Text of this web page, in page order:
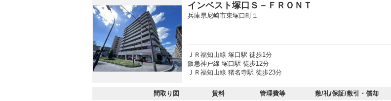
インベスト塚口Ｓ－ＦＲＯＮＴ
兵庫県尼崎市東塚口町１
ＪＲ福知山線 塚口駅 徒歩1分
阪急神戸線 塚口駅 徒歩12分
ＪＲ福知山線 猪名寺駅 徒歩23分
間取り図 賃料 管理費等 敷/礼/保証/敷引・償却